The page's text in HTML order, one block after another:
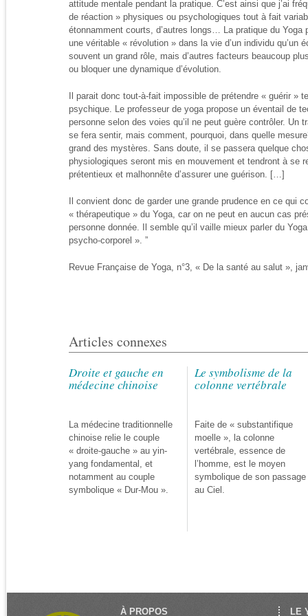
attitude mentale pendant la pratique. C’est ainsi que j’ai
de réaction » physiques ou psychologiques tout à fait
étonnamment courts, d’autres longs… La pratique du Yoga
une véritable « révolution » dans la vie d’un individu qu’un
souvent un grand rôle, mais d’autres facteurs beaucoup
ou bloquer une dynamique d’évolution.
Il parait donc tout-à-fait impossible de prétendre « guérir »
psychique. Le professeur de yoga propose un éventail de
personne selon des voies qu’il ne peut guère contrôler. Un
se fera sentir, mais comment, pourquoi, dans quelle
grand des mystères. Sans doute, il se passera quelque
physiologiques seront mis en mouvement et tendront à se
prétentieux et malhonnête d’assurer une guérison. […]
Il convient donc de garder une grande prudence en ce qui
« thérapeutique » du Yoga, car on ne peut en aucun cas
personne donnée. Il semble qu’il vaille mieux parler du
psycho-corporel ». ”
Revue Française de Yoga, n°3, « De la santé au salut »,
Articles connexes
Droite et gauche en
médecine chinoise
La médecine traditionnelle
chinoise relie le couple
« droite-gauche » au yin-
yang fondamental, et
notamment au couple
symbolique « Dur-Mou ».
Le symbolisme de la
colonne vertébrale
Faite de « substantifique
moelle », la colonne
vertébrale, essence de
l’homme, est le moyen
symbolique de son passage
au Ciel.
À PROPOS LE